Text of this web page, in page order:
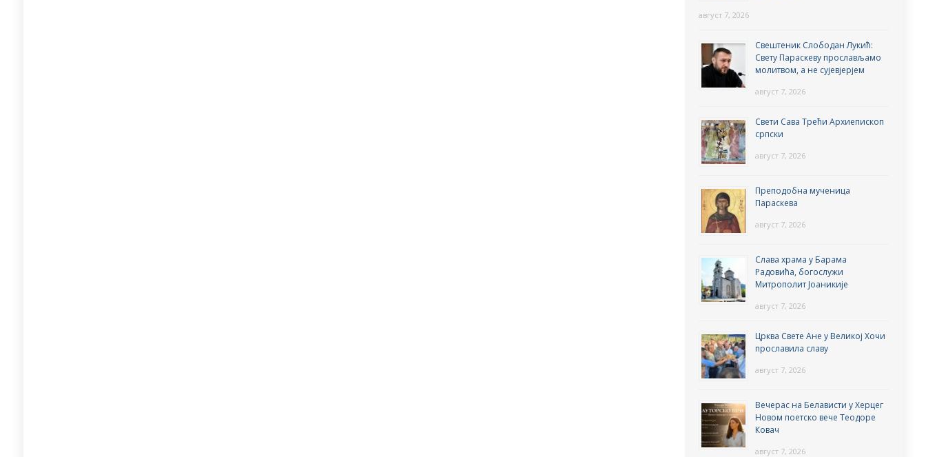
август 7, 2026
Свештеник Слободан Лукић:
Свету Параскеву прослављамо
молитвом, а не сујевјерјем
август 7, 2026
Свети Сава Трећи Архиепископ
српски
август 7, 2026
Преподобна мученица
Параскева
август 7, 2026
Слава храма у Барама
Радовића, богослужи
Митрополит Јоаникије
август 7, 2026
Црква Свете Ане у Великој Хочи
прославила славу
август 7, 2026
Вечерас на Белависти у Херцег
Новом поетско вече Теодоре
Ковач
август 7, 2026